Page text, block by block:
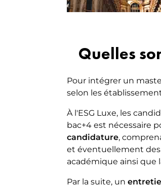
Quelles
Pour intégrer un
selon les
À l'ESG Luxe, les
bac+4 est nécessaire
candidature,
et éventuellement
académique ainsi que
Par la suite, un